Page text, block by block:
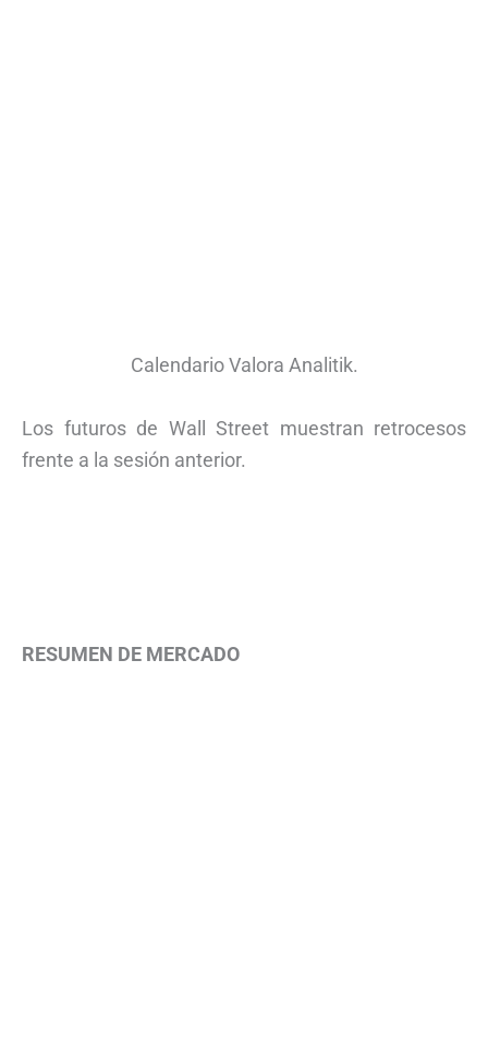
Calendario Valora Analitik.
Los futuros de Wall Street muestran retrocesos
frente a la sesión anterior.
RESUMEN DE MERCADO